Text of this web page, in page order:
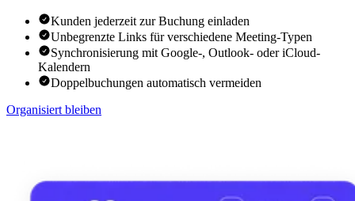
Kunden jederzeit zur Buchung einladen
Unbegrenzte Links für verschiedene Meeting-Typen
Synchronisierung mit Google-, Outlook- oder iCloud-
Kalendern
Doppelbuchungen automatisch vermeiden
Organisiert bleiben